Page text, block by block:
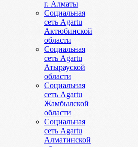
г. Алматы
Социальная
сеть Agartu
Актюбинской
области
Социальная
сеть Agartu
Атырауской
области
Социальная
сеть Agartu
Жамбылской
области
Социальная
сеть Agartu
Алматинской